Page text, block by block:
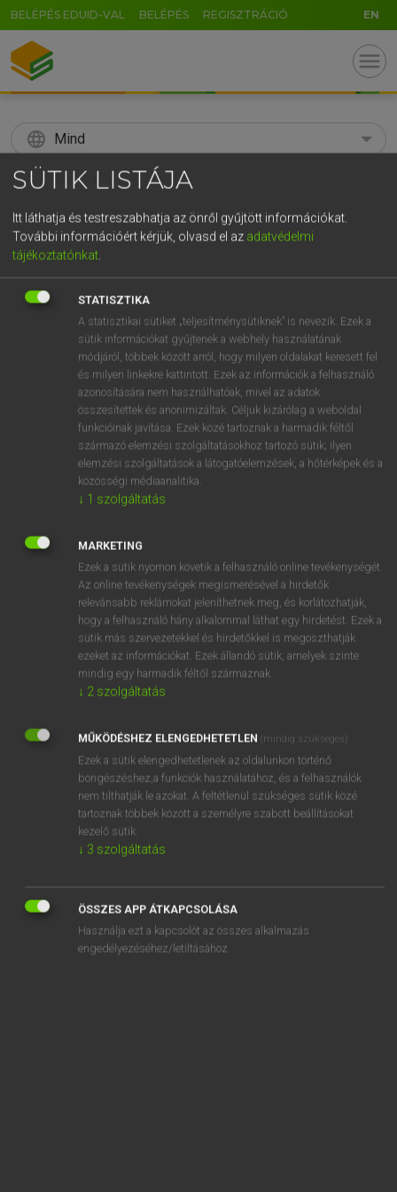
BELÉPÉS EDUID-VAL BELÉPÉS REGISZTRÁCIÓ EN
menu
language Mind
search
KERESÉS
Díjmentes angol szótár
sociolinguistics fn szociolingvisztika
⚲ sociolinguisticskeresése szótárainkban
DÍJMENTES ANGOL SZÓTÁR
socio-economic
sociography
sociolinguistics
sociological
sociologist
SZOTAR.NET APPLIKÁCIÓ
ONLINE NYELVVIZSGA
SÜTIK LISTÁJA
Itt láthatja és testreszabhatja az önről gyűjtött információkat.
További információért kérjük, olvasd el az adatvédelmi
tájékoztatónkat
STATISZTIKA
A statisztikai sütiket „teljesítménysütiknek” is nevezik. Ezek a
sütik információkat gyűjtenek a webhely használatának
módjáról, többek között arról, hogy milyen oldalakat keresett fel
és milyen linkekre kattintott. Ezek az információk a felhasználó
azonosítására nem használhatóak, mivel az adatok
összesítettek és anonimizáltak. Céljuk kizárólag a weboldal
funkcióinak javítása. Ezek közé tartoznak a harmadik féltől
származó elemzési szolgáltatásokhoz tartozó sütik; ilyen
elemzési szolgáltatások a látogatóelemzések, a hőtérképek és a
közösségi médiaanalitika.
↓ 1 szolgáltatás
MARKETING
Ezek a sütik nyomon követik a felhasználó online tevékenységét.
Az online tevékenységek megismerésével a hirdetők
relevánsabb reklámokat jeleníthetnek meg, és korlátozhatják,
hogy a felhasználó hány alkalommal láthat egy hirdetést. Ezek a
sütik más szervezetekkel és hirdetőkkel is megoszthatják
ezeket az információkat. Ezek állandó sütik, amelyek szinte
mindig egy harmadik féltől származnak.
↓ 2 szolgáltatás
MŰKÖDÉSHEZ ELENGEDHETETLEN (mindig szükséges)
Ezek a sütik elengedhetetlenek az oldalunkon történő
böngészéshez,a funkciók használatához, és a felhasználók
nem tilthatják le azokat. A feltétlenül szükséges sütik közé
tartoznak többek között a személyre szabott beállításokat
kezelő sütik.
↓ 3 szolgáltatás
ÖSSZES APP ÁTKAPCSOLÁSA
Használja ezt a kapcsolót az összes alkalmazás
engedélyezéséhez/letiltásához.
GR
5 6 7 8 9 ö ü ó
r t z u i o p ő ú
k l ű
n m , . AltGr